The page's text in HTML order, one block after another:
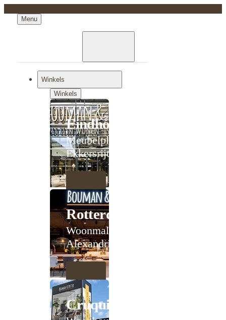
Menu
Winkels
Winkels
Eindhoven
Meubelplein
Ekkersrijt
Rotterdam
Woonmall
Alexandrium
Cruquius